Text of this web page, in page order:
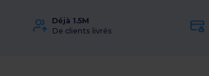
Déjà 1.5M
De clients livrés